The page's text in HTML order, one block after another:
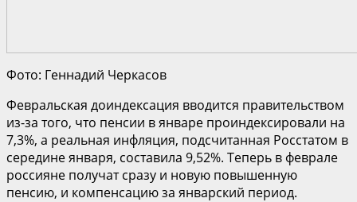
Фото: Геннадий Черкасов
Февральская доиндексация вводится правительством
из-за того, что пенсии в январе проиндексировали на
7,3%, а реальная инфляция, подсчитанная Росстатом в
середине января, составила 9,52%. Теперь в феврале
россияне получат сразу и новую повышенную
пенсию, и компенсацию за январский период.